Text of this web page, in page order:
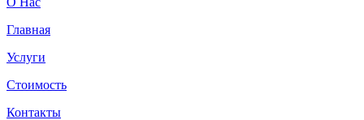
Главная
Услуги
Стоимость
Контакты